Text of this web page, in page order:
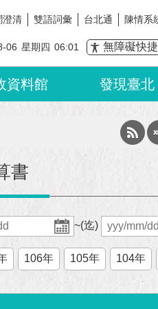
澄清 雙語詞彙 台北通 陳情系
06 星期四 06:01 無障礙快
資料館 發現臺北
書
~(迄)
106年 105年 104年